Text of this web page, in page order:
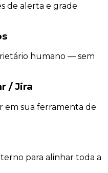
de alerta e grade
humano — sem
/ Jira
em sua ferramenta de
para alinhar toda a